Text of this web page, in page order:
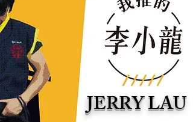
JERRY LAU